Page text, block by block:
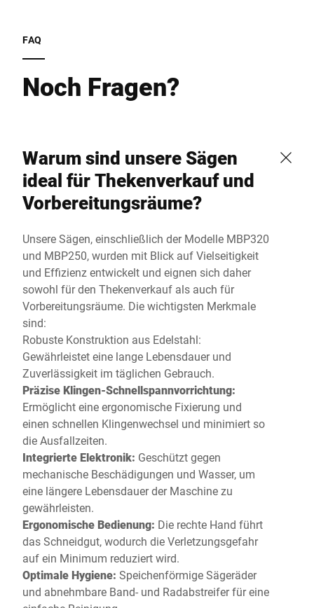
FAQ
Noch Fragen?
Warum sind unsere Sägen
ideal für Thekenverkauf und
Vorbereitungsräume?
Unsere Sägen, einschließlich der Modelle MBP320
und MBP250, wurden mit Blick auf Vielseitigkeit
und Effizienz entwickelt und eignen sich daher
sowohl für den Thekenverkauf als auch für
Vorbereitungsräume. Die wichtigsten Merkmale
sind:
Robuste Konstruktion aus Edelstahl:
Gewährleistet eine lange Lebensdauer und
Zuverlässigkeit im täglichen Gebrauch.
Präzise Klingen-Schnellspannvorrichtung:
Ermöglicht eine ergonomische Fixierung und
einen schnellen Klingenwechsel und minimiert so
die Ausfallzeiten.
Integrierte Elektronik: Geschützt gegen
mechanische Beschädigungen und Wasser, um
eine längere Lebensdauer der Maschine zu
gewährleisten.
Ergonomische Bedienung: Die rechte Hand führt
das Schneidgut, wodurch die Verletzungsgefahr
auf ein Minimum reduziert wird.
Optimale Hygiene: Speichenförmige Sägeräder
und abnehmbare Band- und Radabstreifer für eine